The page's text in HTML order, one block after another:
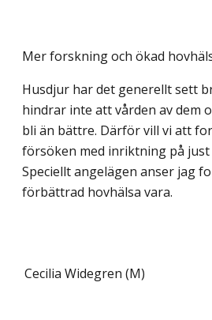
Mer forskning och ökad
Husdjur har det generellt sett
hindrar inte att vården av dem
bli än bättre. Därför vill vi att
försöken med inriktning på
Speciellt angelägen anser jag
förbättrad hovhälsa vara.
Cecilia Widegren (M)